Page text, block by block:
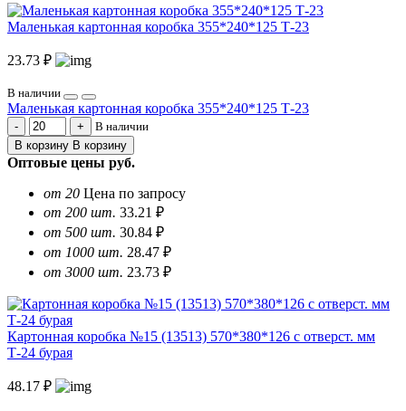
Маленькая картонная коробка 355*240*125 Т-23
23.73 ₽
В наличии
Маленькая картонная коробка 355*240*125 Т-23
В наличии
В корзину В корзину
Оптовые цены руб.
от 20 Цена по запросу
от 200 шт. 33.21 ₽
от 500 шт. 30.84 ₽
от 1000 шт. 28.47 ₽
от 3000 шт. 23.73 ₽
Картонная коробка №15 (13513) 570*380*126 с отверст. мм
Т-24 бурая
48.17 ₽